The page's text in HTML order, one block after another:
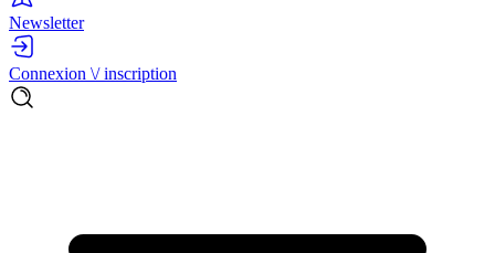
Newsletter
Connexion \/ inscription